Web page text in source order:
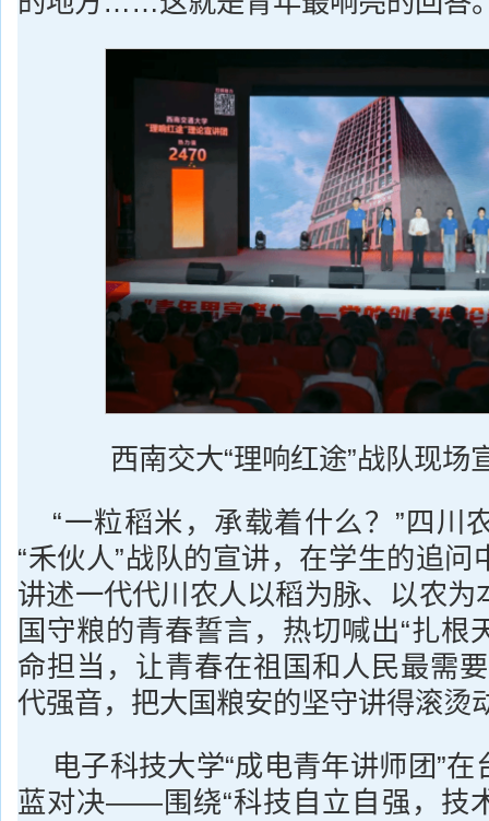
西南交大“理响红途”战队现场
“一粒稻米，承载着什么？”四川
“禾伙人”战队的宣讲，在学生的追问
讲述一代代川农人以稻为脉、以农为
国守粮的青春誓言，热切喊出“扎根
命担当，让青春在祖国和人民最需
代强音，把大国粮安的坚守讲得滚烫
电子科技大学“成电青年讲师团”
蓝对决——围绕“科技自立自强，技